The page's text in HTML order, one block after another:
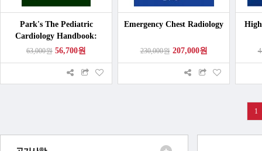
Park's The Pediatric
Cardiology Handbook:
Mobile Medicine Series 6/e
63,000원 56,700원
Emergency Chest Radiology
230,000원207,000원
1